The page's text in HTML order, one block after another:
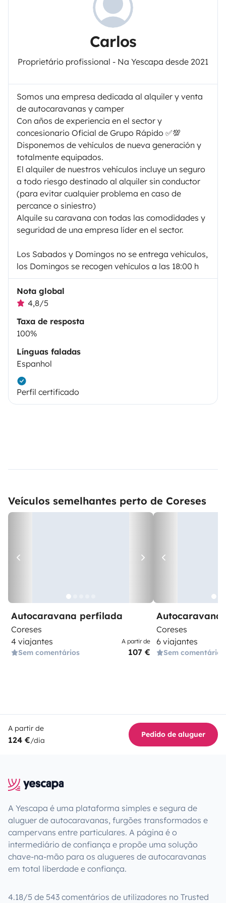
Carlos
Proprietário profissional - Na Yescapa desde 2021
Somos una empresa dedicada al alquiler y venta
de autocaravanas y camper
Con años de experiencia en el sector y
concesionario Oficial de Grupo Rápido ✅💯
Disponemos de vehículos de nueva generación y
totalmente equipados.
El alquiler de nuestros vehículos incluye un seguro
a todo riesgo destinado al alquiler sin conductor
(para evitar cualquier problema en caso de
percance o siniestro)
Alquile su caravana con todas las comodidades y
seguridad de una empresa líder en el sector.
Los Sabados y Domingos no se entrega vehiculos,
los Domingos se recogen vehículos a las 18:00 h
Nota global
4,8/5
Taxa de resposta
100%
Línguas faladas
Espanhol
Perfil certificado
Veículos semelhantes perto de Coreses
Autocaravana perfilada
Coreses
4 viajantes
Sem comentários
A partir de
107 €
Autocaravana
Coreses
6 viajantes
Sem comentários
A partir de
124 €/dia
Pedido de aluguer
A Yescapa é uma plataforma simples e segura de
aluguer de autocaravanas, furgões transformados e
campervans entre particulares. A página é o
intermediário de confiança e propõe uma solução
chave-na-mão para os alugueres de autocaravanas
em total liberdade e confiança.
4.18/5 de 543 comentários de utilizadores no Trusted